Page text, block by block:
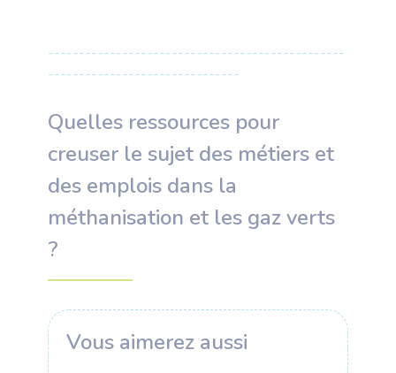
------------------------------------------------
-------------------------------
Quelles ressources pour
creuser le sujet des métiers et
des emplois dans la
méthanisation et les gaz verts
?
Vous aimerez aussi